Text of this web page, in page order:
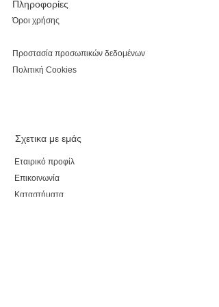
Πληροφορίες
Όροι χρήσης
Προστασία προσωπικών δεδομένων
Πολιτική Cookies
Σχετικα με εμάς
Εταιρικό προφίλ
Επικοινωνία
Καταστήματα